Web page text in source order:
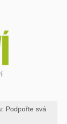
Podpořte svá